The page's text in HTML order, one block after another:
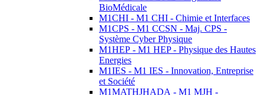
BioMédicale
M1CHI - M1 CHI - Chimie et Interfaces
M1CPS - M1 CCSN - Maj. CPS -
Système Cyber Physique
M1HEP - M1 HEP - Physique des Hautes
Energies
M1IES - M1 IES - Innovation, Entreprise
et Société
M1MATHJHADA - M1 MJH -